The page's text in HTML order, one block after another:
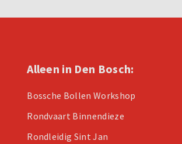
Alleen in Den Bosch:
Bossche Bollen Workshop
Rondvaart Binnendieze
Rondleidig Sint Jan